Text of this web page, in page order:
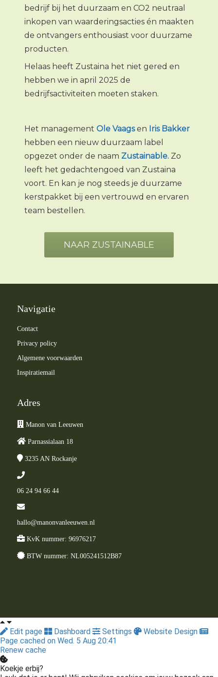
bedrijf bij het duurzaam en CO2 neutraal
inkopen van waarderingsacties én maakten
de ontvangers enthousiast voor duurzame
producten.
Helaas heeft Zustaina het niet gered en
hebben we in april 2025 de
bedrijfsactiviteiten moeten staken.
Het management Ole Vaags en Iris Bakker
hebben een nieuw duurzaam label
opgezet onder de naam Zustainable. Zo
leeft het gedachtengoed van Zustaina
voort. En kan je nog steeds je duurzame
kerstpakket bij een vertrouwd en ervaren
team bestellen.
NAAR ZUSTAINABLE
Navigatie
Contact
Privacy policy
Algemene voorwaarden
Inspiratiemail
Adres
Manon van Leeuwen
Parnassialaan 18
3235 AN Rockanje
06 24 94 66 44
hallo@manonvanleeuwen.nl
KvK nummer: 96976217
BTW nummer: NL005241512B87
Edit page Dashboard Settings
Website Design
Page cached on Wed. 5 Aug 20:41
Renew cache
Koekje erbij?